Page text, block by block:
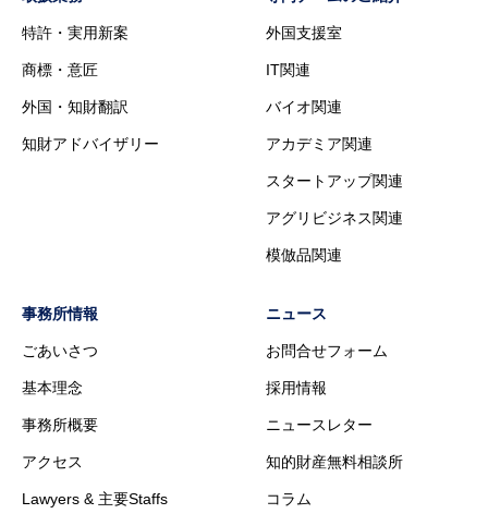
特許・実用新案
商標・意匠
外国・知財翻訳
知財アドバイザリー
外国支援室
IT関連
バイオ関連
アカデミア関連
スタートアップ関連
アグリビジネス関連
模倣品関連
事務所情報
ごあいさつ
基本理念
事務所概要
アクセス
Lawyers & 主要Staffs
ニュース
お問合せフォーム
採用情報
ニュースレター
知的財産無料相談所
コラム